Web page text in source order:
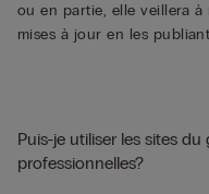
ou en partie, elle veillera
mises à jour en les
Puis-je utiliser les sites
professionnelles?